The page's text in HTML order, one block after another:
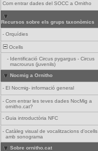
Com entrar dades del SOCC a Ornitho
Recursos sobre els grups taxonòmics
- Orquídies
Ocells
- Identificació Circus pygargus - Circus
macrourus (juvenils)
Nocmig a Ornitho
- El Nocmig- informació general
- Com entrar les teves dades NocMig a
ornitho.cat?
- Guia introductòria NFC
- Catàleg visual de vocalitzacions d'ocells
amb sonograma
Sobre ornitho.cat